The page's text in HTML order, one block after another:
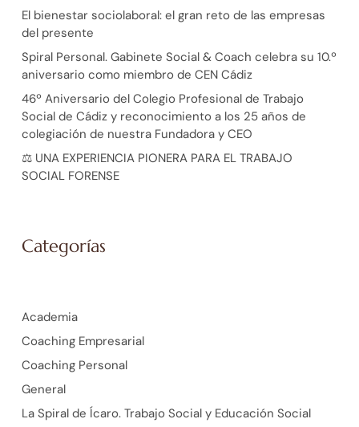
El bienestar sociolaboral: el gran reto de las empresas
del presente
Spiral Personal. Gabinete Social & Coach celebra su 10.º
aniversario como miembro de CEN Cádiz
46º Aniversario del Colegio Profesional de Trabajo
Social de Cádiz y reconocimiento a los 25 años de
colegiación de nuestra Fundadora y CEO
⚖️ UNA EXPERIENCIA PIONERA PARA EL TRABAJO
SOCIAL FORENSE
Categorías
Academia
Coaching Empresarial
Coaching Personal
General
La Spiral de Ícaro. Trabajo Social y Educación Social